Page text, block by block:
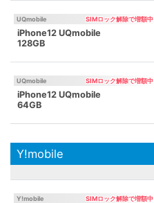
UQmobile
iPhone12 UQmobile
128GB
UQmobile
iPhone12 UQmobile
64GB
Y!mobile
Y!mobile